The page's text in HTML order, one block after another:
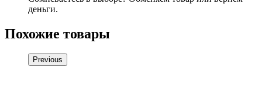
деньги.
Похожие товары
Previous